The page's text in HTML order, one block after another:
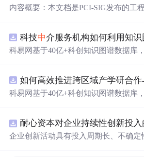
智能化发展。
内容概要：本文档是PCI-SIG发布的工
式”替代原有的S参数去嵌入法，通过在
CTLE的均衡来减少因信道损耗导致的
了传统去嵌入过程中高频噪声放大带来
对于2.5至16.0 GT/s速率，原有测量方法保
人群：从事高速接口设计、验证或测试
科技中介服务机构如何利用知识图谱提升供
科易网基于40亿+科创知识图谱数据库
新领域的AI+数智化解决方案，推动科
智能化发展。
如何高效推进跨区域产学研合
科易网基于40亿+科创知识图谱数据库
新领域的AI+数智化解决方案，推动科
智能化发展。
企业创新活动具有投入周期长、不确定